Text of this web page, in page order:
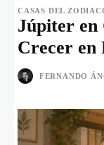
CASAS DEL
Júpiter en
Crecer en
FERNANDO